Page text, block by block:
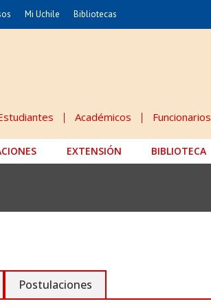
Economía y Negocios
Mi Uchile Bibliotecas
Académicos Funcionarios
EXTENSIÓN BIBLIOTECA
Postulaciones